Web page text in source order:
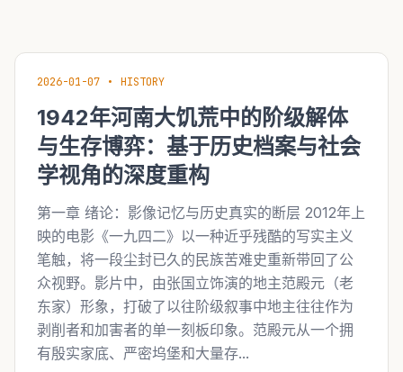
2026-01-07 • HISTORY
1942年河南大饥荒中的阶级解体
与生存博弈：基于历史档案与社会
学视角的深度重构
第一章 绪论：影像记忆与历史真实的断层 2012年上
映的电影《一九四二》以一种近乎残酷的写实主义
笔触，将一段尘封已久的民族苦难史重新带回了公
众视野。影片中，由张国立饰演的地主范殿元（老
东家）形象，打破了以往阶级叙事中地主往往作为
剥削者和加害者的单一刻板印象。范殿元从一个拥
有殷实家底、严密坞堡和大量存...